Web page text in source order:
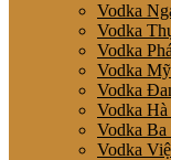
Vodka
Vodka
Vodka
Vodka Mỹ
Vodka
Vodka Hà
Vodka Ba
Vodka